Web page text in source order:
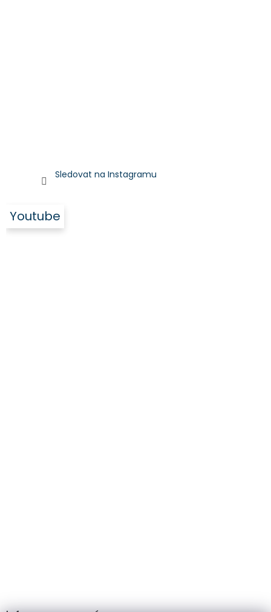
Sledovat na Instagramu
Youtube